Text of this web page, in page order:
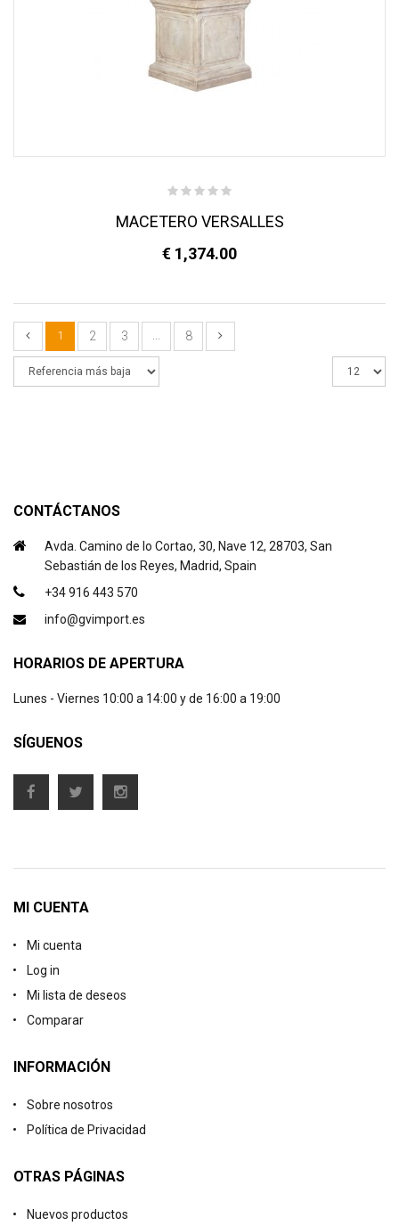
MACETERO VERSALLES
€ 1,374.00
1 2 3 ... 8
CONTÁCTANOS
Avda. Camino de lo Cortao, 30, Nave 12, 28703, San
Sebastián de los Reyes, Madrid, Spain
+34 916 443 570
info@gvimport.es
HORARIOS DE APERTURA
Lunes - Viernes 10:00 a 14:00 y de 16:00 a 19:00
SÍGUENOS
MI CUENTA
Mi cuenta
Log in
Mi lista de deseos
Comparar
INFORMACIÓN
Sobre nosotros
Política de Privacidad
OTRAS PÁGINAS
Nuevos productos